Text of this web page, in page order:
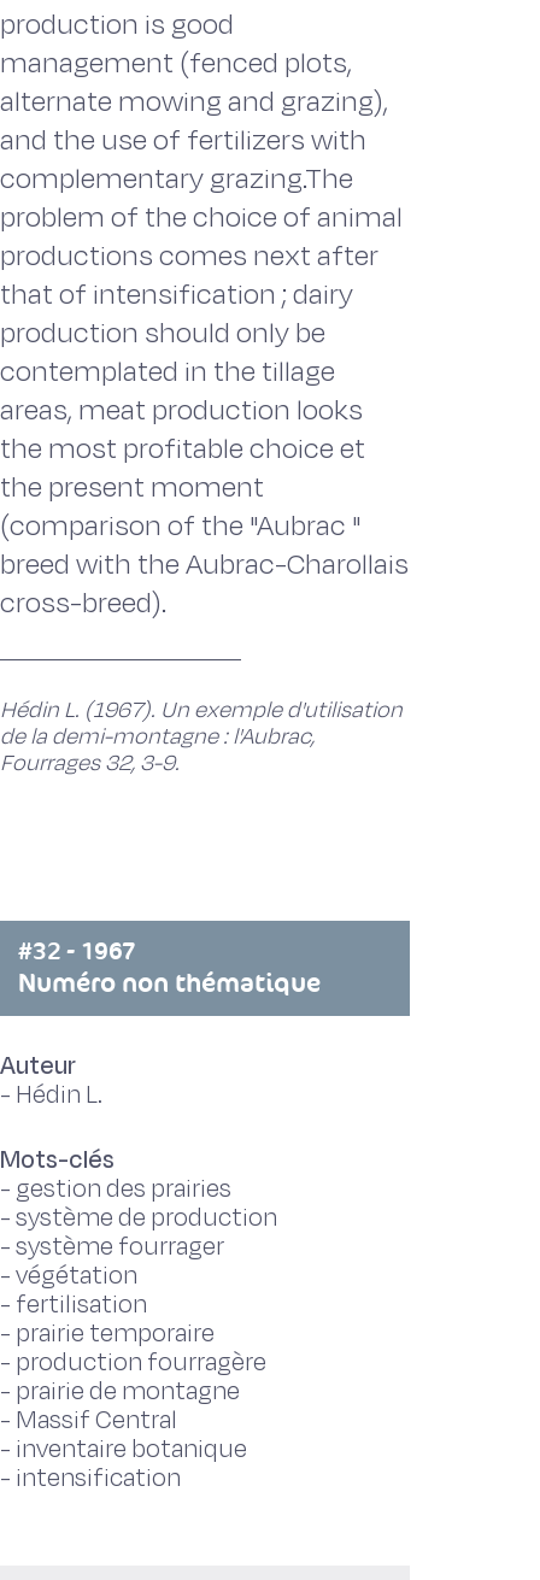
production is good
management (fenced plots,
alternate mowing and grazing),
and the use of fertilizers with
complementary grazing.The
problem of the choice of animal
productions comes next after
that of intensification ; dairy
production should only be
contemplated in the tillage
areas, meat production looks
the most profitable choice et
the present moment
(comparison of the "Aubrac "
breed with the Aubrac-Charollais
cross-breed).
Hédin L. (1967). Un exemple d'utilisation
de la demi-montagne : l'Aubrac,
Fourrages 32, 3-9.
#32 - 1967
Numéro non thématique
Auteur
- Hédin L.
Mots-clés
- gestion des prairies
-système de production
-système fourrager
-végétation
- fertilisation
- prairie temporaire
- production fourragère
- prairie de montagne
- Massif Central
- inventaire botanique
- intensification